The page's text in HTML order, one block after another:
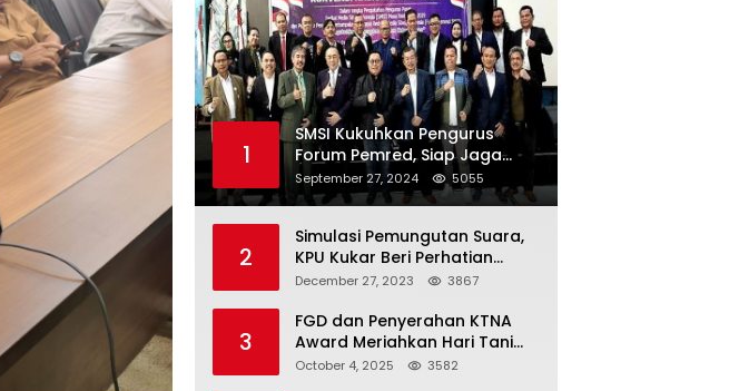
1
SMSI Kukuhkan Pengurus
Forum Pemred, Siap Jaga
Kualitas Media Daring di
Indonesia
September 27, 2024 5055
2
Simulasi Pemungutan Suara,
KPU Kukar Beri Perhatian
Penyandang Disabilitas
December 27, 2023 3867
3
FGD dan Penyerahan KTNA
Award Meriahkan Hari Tani
Nasional di Kukar
October 4, 2025 3582